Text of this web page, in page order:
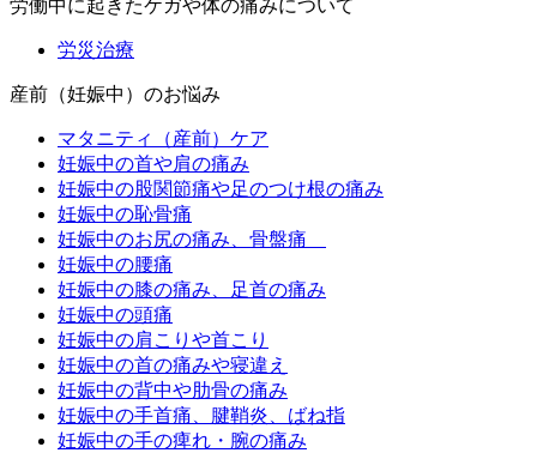
労働中に起きたケガや体の痛みについて
労災治療
産前（妊娠中）のお悩み
マタニティ（産前）ケア
妊娠中の首や肩の痛み
妊娠中の股関節痛や足のつけ根の痛み
妊娠中の恥骨痛
妊娠中のお尻の痛み、骨盤痛
妊娠中の腰痛
妊娠中の膝の痛み、足首の痛み
妊娠中の頭痛
妊娠中の肩こりや首こり
妊娠中の首の痛みや寝違え
妊娠中の背中や肋骨の痛み
妊娠中の手首痛、腱鞘炎、ばね指
妊娠中の手の痺れ・腕の痛み